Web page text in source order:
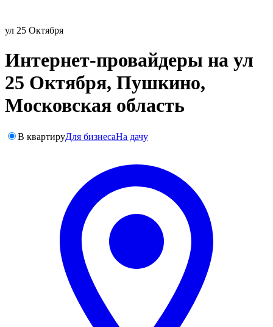
ул 25 Октября
Интернет-провайдеры на ул
25 Октября, Пушкино,
Московская область
В квартируДля бизнесаНа дачу